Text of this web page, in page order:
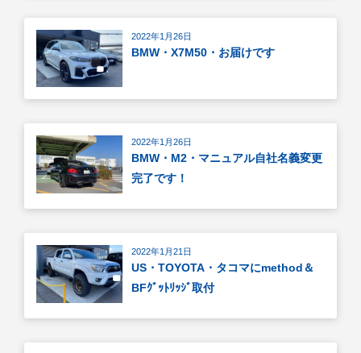
2022年1月26日
BMW・X7M50・お届けです
2022年1月26日
BMW・M2・マニュアル自社名義変更
完了です！
2022年1月21日
US・TOYOTA・タコマにmethod＆
BFｸﾞｯﾄﾘｯｼﾞ取付